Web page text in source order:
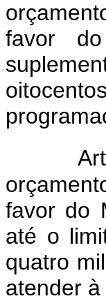
favor
favor do
até o
quatro
atender